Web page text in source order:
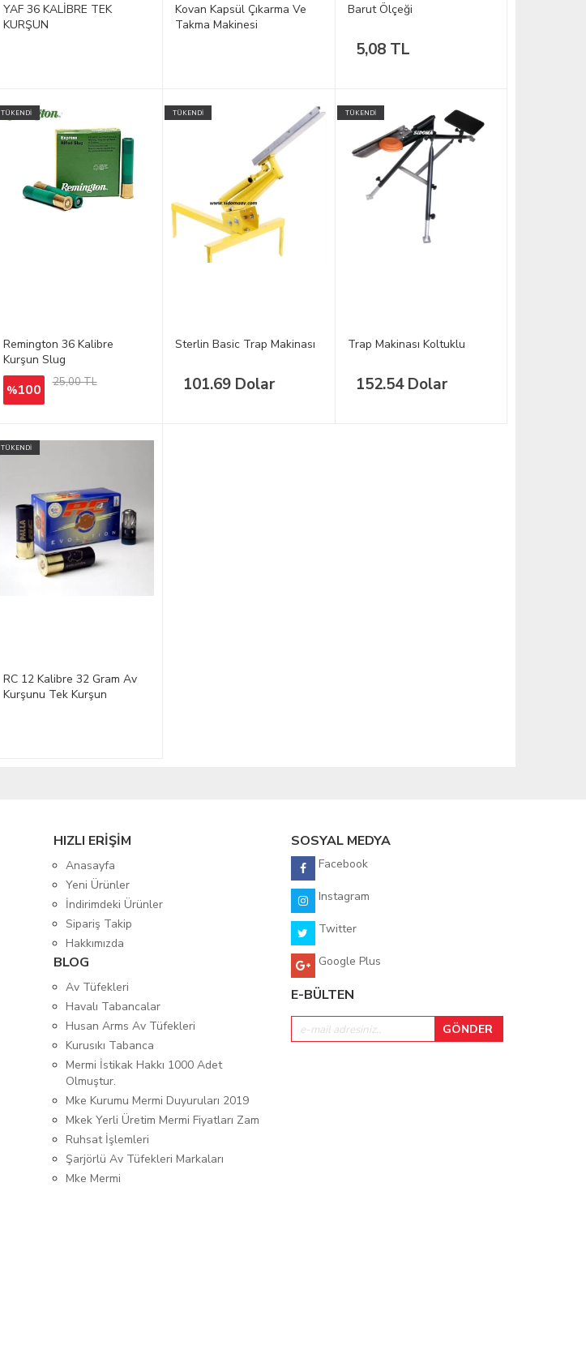
YAF 36 KALİBRE TEK
KURŞUN
Kovan Kapsül Çıkarma Ve
Takma Makinesi
Barut Ölçeği
5,08 TL
TÜKENDİ
Remington 36 Kalibre
Kurşun Slug
%100 25,00 TL
TÜKENDİ
Sterlin Basic Trap Makinası
101.69 Dolar
TÜKENDİ
Trap Makinası Koltuklu
152.54 Dolar
TÜKENDİ
RC 12 Kalibre 32 Gram Av
Kurşunu Tek Kurşun
HIZLI ERİŞİM
Anasayfa
Yeni Ürünler
İndirimdeki Ürünler
Sipariş Takip
Hakkımızda
BLOG
Av Tüfekleri
Havalı Tabancalar
Husan Arms Av Tüfekleri
Kurusıkı Tabanca
Mermi İstikak Hakkı 1000 Adet
Olmuştur.
Mke Kurumu Mermi Duyuruları 2019
Mkek Yerli Üretim Mermi Fiyatları Zam
Ruhsat İşlemleri
Şarjörlü Av Tüfekleri Markaları
Mke Mermi
SOSYAL MEDYA
Facebook
Instagram
Twitter
Google Plus
E-BÜLTEN